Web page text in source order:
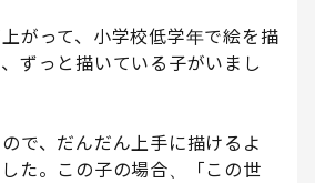
がって、小学校低学年で絵を描
ずっと描いている子がいまし
で、だんだん上手に描けるよ
た。この子の場合、「この世